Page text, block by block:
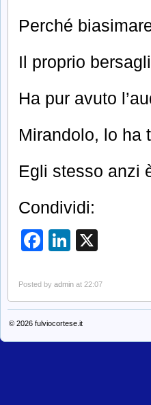
Perché
Il proprio
Ha pur avuto
Mirandolo, lo ha
Egli stesso anzi
Condividi:
Facebook
LinkedIn
Posted by admin at 22:07
© 2026 fulviocortese.it